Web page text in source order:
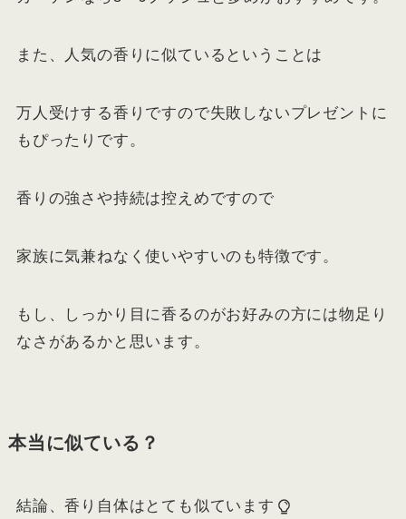
また、人気の香りに似ているということは
万人受けする香りですので失敗しないプレゼントに
もぴったりです。
香りの強さや持続は控えめですので
家族に気兼ねなく使いやすいのも特徴です。
もし、しっかり目に香るのがお好みの方には物足り
なさがあるかと思います。
本当に似ている？
結論、香り自体はとても似ています